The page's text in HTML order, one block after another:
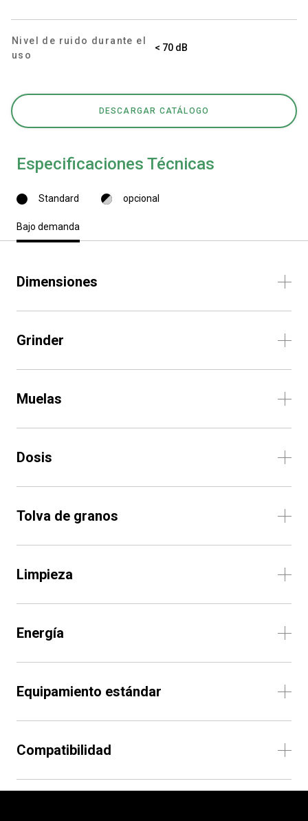
Nivel de ruido durante el
uso
< 70 dB
DESCARGAR CATÁLOGO
Especificaciones Técnicas
Standard opcional
Bajo demanda
Dimensiones
Grinder
Muelas
Dosis
Tolva de granos
Limpieza
Energía
Equipamiento estándar
Compatibilidad